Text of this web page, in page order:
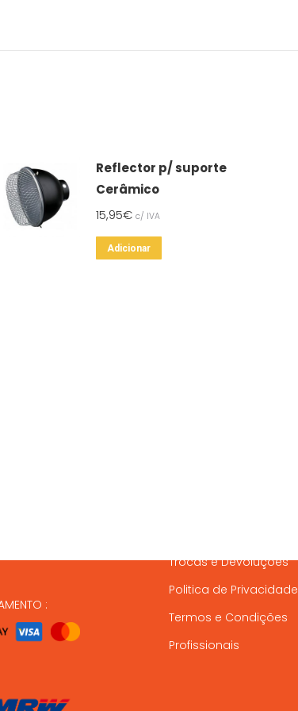
Reflector p/ suporte
Cerâmico
15,95€ c/ IVA
Adicionar
:
Trocas e Devoluções
Politica de Privacidade
Termos e Condições
Profissionais